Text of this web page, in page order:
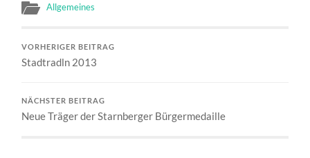
Allgemeines
VORHERIGER BEITRAG
Stadtradln 2013
NÄCHSTER BEITRAG
Neue Träger der Starnberger Bürgermedaille